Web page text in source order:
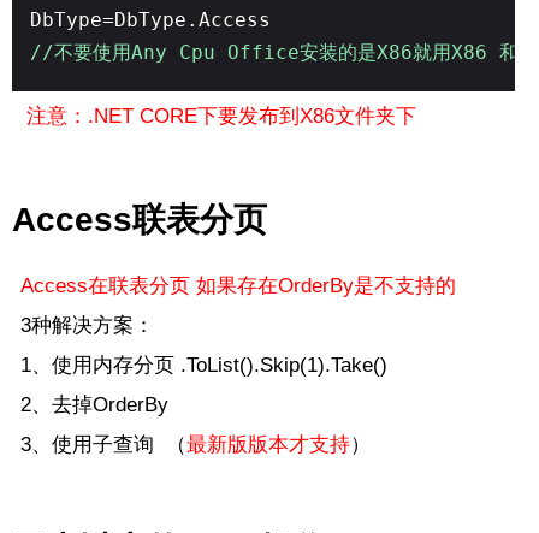
DbType=DbType.Access
//不要使用Any Cpu Office安装的是X86就用X86 和
注意：.NET CORE下要发布到X86文件夹下
Access联表分页
Access在联表分页 如果存在OrderBy是不支持的
3种解决方案：
1、使用内存分页 .ToList().Skip(1).Take()
2、去掉OrderBy
3、使用子查询 （最新版版本才支持）